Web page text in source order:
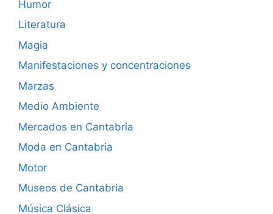
Humor
Literatura
Magia
Manifestaciones y concentraciones
Marzas
Medio Ambiente
Mercados en Cantabria
Moda en Cantabria
Motor
Museos de Cantabria
Música Clásica